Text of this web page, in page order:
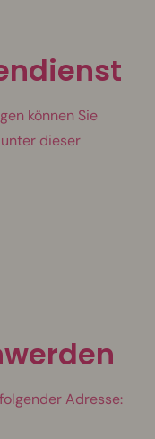
können Sie
dieser
Adresse: